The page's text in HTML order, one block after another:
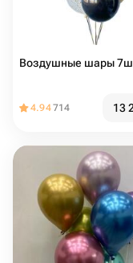
Воздушные шары
4.94714 13